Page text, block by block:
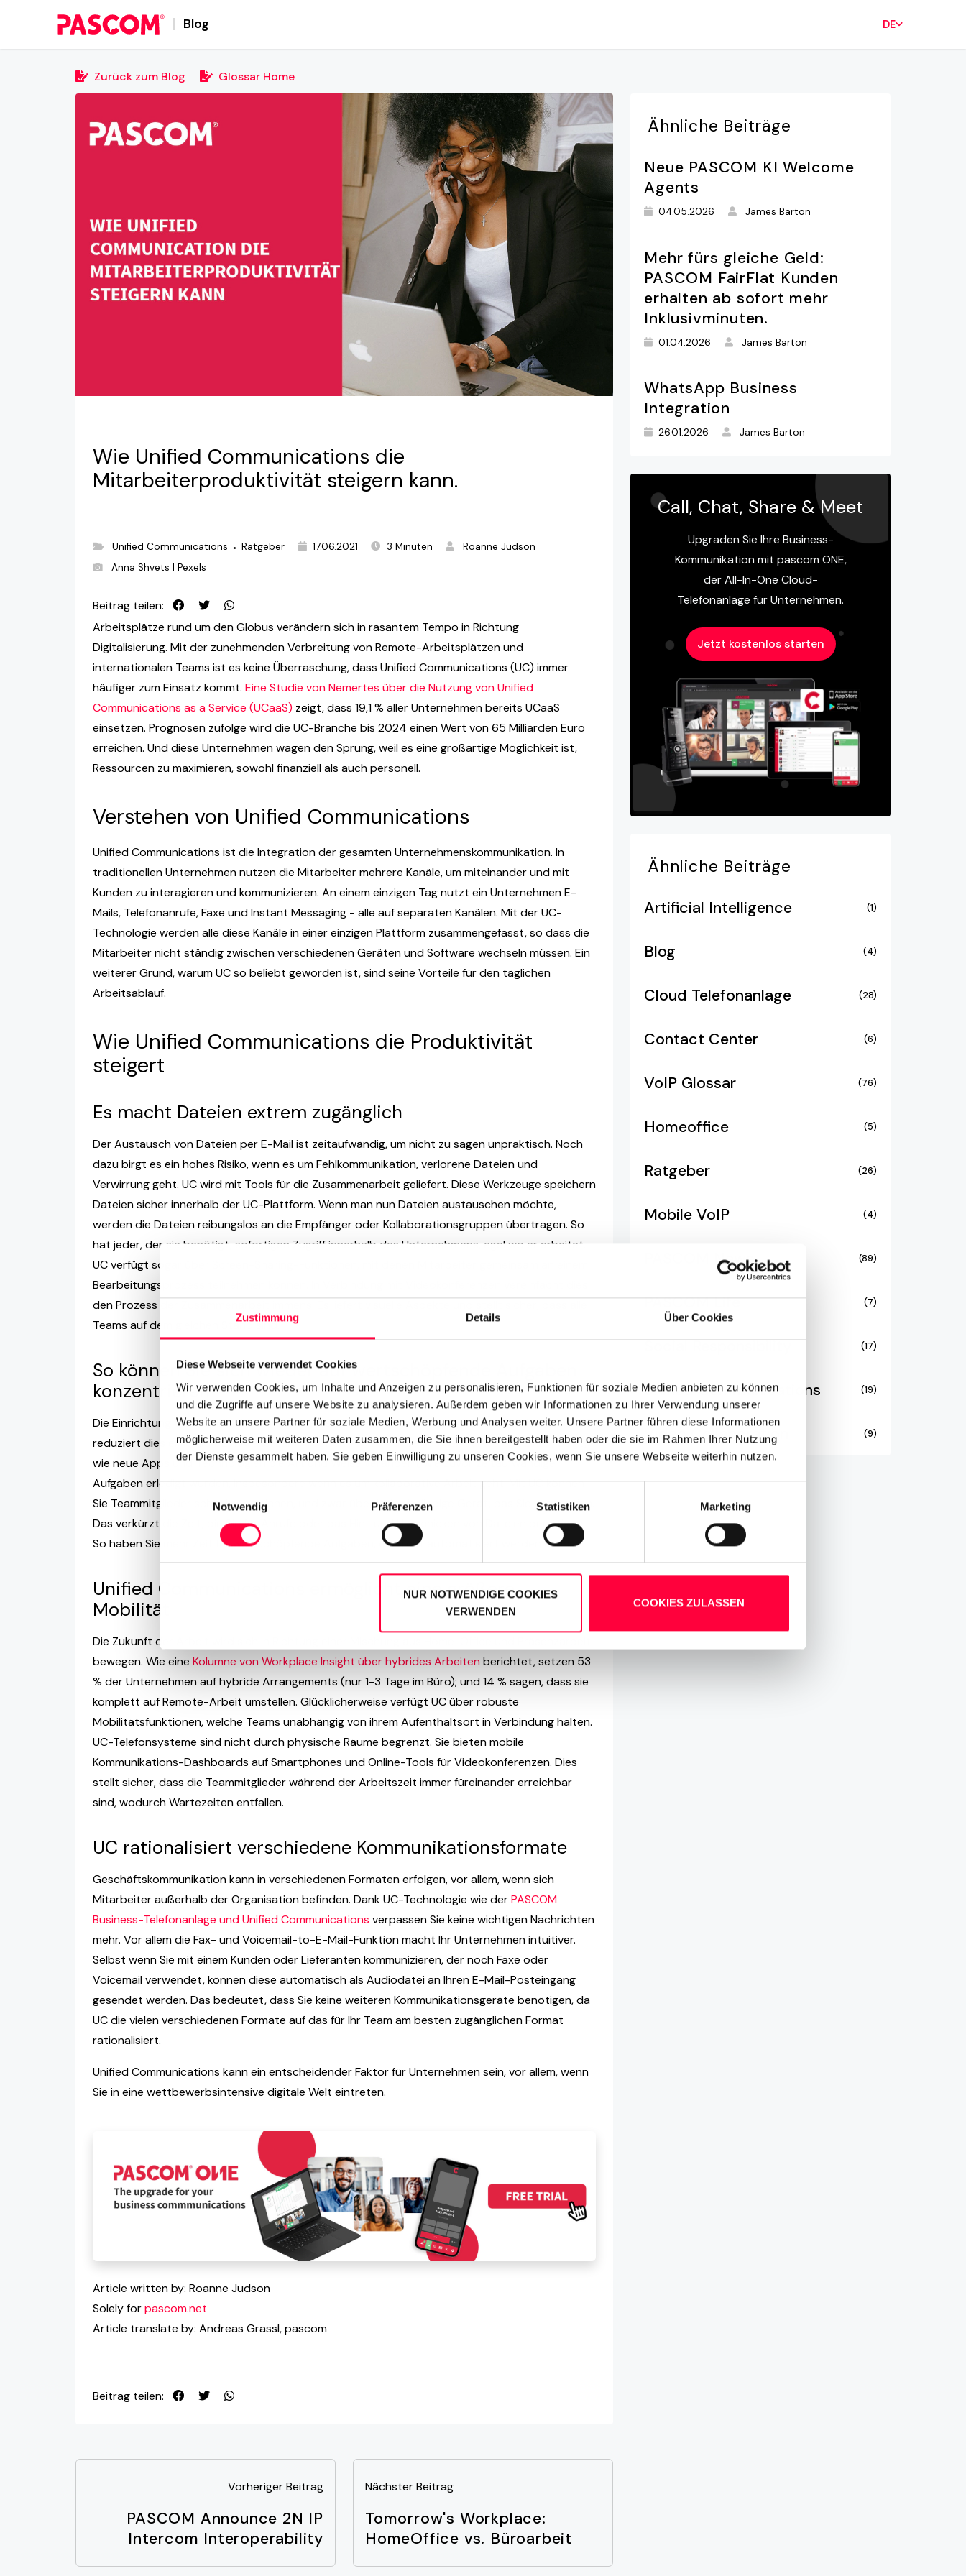
Zustimmung Details Über Cookies
Diese Webseite verwendet Cookies
Wir verwenden Cookies, um Inhalte und Anzeigen zu personalisieren, Funktionen für soziale Medien anbieten zu können
und die Zugriffe auf unsere Website zu analysieren. Außerdem geben wir Informationen zu Ihrer Verwendung unserer
Website an unsere Partner für soziale Medien, Werbung und Analysen weiter. Unsere Partner führen diese Informationen
möglicherweise mit weiteren Daten zusammen, die Sie ihnen bereitgestellt haben oder die sie im Rahmen Ihrer Nutzung
der Dienste gesammelt haben. Sie geben Einwilligung zu unseren Cookies, wenn Sie unsere Webseite weiterhin nutzen.
Einwilligungsauswahl
Notwendig
Präferenzen Statistiken Marketing
NUR NOTWENDIGE COOKIES
VERWENDEN
COOKIES ZULASSEN
Blog DE
Zurück zum Blog Glossar Home
Wie Unified Communications die
Mitarbeiterproduktivität steigern kann.
Unified Communications ● Ratgeber 17.06.2021 3 Minuten
Roanne Judson
Anna Shvets | Pexels
Beitrag teilen:
Arbeitsplätze rund um den Globus verändern sich in rasantem Tempo in Richtung
Digitalisierung. Mit der zunehmenden Verbreitung von Remote-Arbeitsplätzen und
internationalen Teams ist es keine Überraschung, dass Unified Communications (UC) immer
häufiger zum Einsatz kommt. Eine Studie von Nemertes über die Nutzung von Unified
Communications as a Service (UCaaS) zeigt, dass 19,1 % aller Unternehmen bereits UCaaS
einsetzen. Prognosen zufolge wird die UC-Branche bis 2024 einen Wert von 65 Milliarden Euro
erreichen. Und diese Unternehmen wagen den Sprung, weil es eine großartige Möglichkeit ist,
Ressourcen zu maximieren, sowohl finanziell als auch personell.
Verstehen von Unified Communications
Unified Communications ist die Integration der gesamten Unternehmenskommunikation. In
traditionellen Unternehmen nutzen die Mitarbeiter mehrere Kanäle, um miteinander und mit
Kunden zu interagieren und kommunizieren. An einem einzigen Tag nutzt ein Unternehmen E-
Mails, Telefonanrufe, Faxe und Instant Messaging - alle auf separaten Kanälen. Mit der UC-
Technologie werden alle diese Kanäle in einer einzigen Plattform zusammengefasst, so dass die
Mitarbeiter nicht ständig zwischen verschiedenen Geräten und Software wechseln müssen. Ein
weiterer Grund, warum UC so beliebt geworden ist, sind seine Vorteile für den täglichen
Arbeitsablauf.
Wie Unified Communications die Produktivität
steigert
Es macht Dateien extrem zugänglich
Der Austausch von Dateien per E-Mail ist zeitaufwändig, um nicht zu sagen unpraktisch. Noch
dazu birgt es ein hohes Risiko, wenn es um Fehlkommunikation, verlorene Dateien und
Verwirrung geht. UC wird mit Tools für die Zusammenarbeit geliefert. Diese Werkzeuge speichern
Dateien sicher innerhalb der UC-Plattform. Wenn man nun Dateien austauschen möchte,
werden die Dateien reibungslos an die Empfänger oder Kollaborationsgruppen übertragen. So
hat jeder, der sie benötigt, sofortigen Zugriff innerhalb des Unternehmens, egal wo er arbeitet.
UC verfügt sogar über Screen-Sharing-Funktionen, mit denen Mitarbeiter gemeinsam an einem
Bearbeitungsprozess teilnehmen können. In Verbindung mit Videokonferenzen vereinfacht dies
den Prozess der Zusammenarbeit immens. Es liefert visuelle Aspekte und stellt sicher, dass alle
Teams auf dem gleichen Stand sind.
So können Sie sich wieder auf wertschöpfende Aufgaben
konzentrieren
Die Einrichtung von Kommunikationskanälen erfordert normalerweise mehrere Schritte, aber UC
reduziert dies erheblich. Ein Artikel zumArbeiten von zu Hause aus von James Gonzales ) zeigt,
wie neue Apps und Technologien die Art und Weise verändern, wie zuvor zeitaufwändige
Aufgaben erledigt wurden, insbesondere wenn es um kollaborative Arbeit geht. Mit UC können
Sie Teammitglieder schneller erreichen, und zwar über jedes beliebige Gerät, das Sie verwenden.
Das verkürzt die Zeit, die Sie für Anrufe oder das Hin- und Herschicken von Dateien benötigen.
So haben Sie mehr Zeit für wertschöpfende Aufgaben, die nicht automatisiert werden können.
Unified Communications ermöglicht eine größere
Mobilität
Die Zukunft der Arbeit wird sich in Richtung einer Mischung aus Home-Office und Präsenzarbeit
bewegen. Wie eine Kolumne von Workplace Insight über hybrides Arbeitenberichtet, setzen 53
% der Unternehmen auf hybride Arrangements (nur 1-3 Tage im Büro); und 14 % sagen, dass sie
komplett auf Remote-Arbeit umstellen. Glücklicherweise verfügt UC über robuste
Mobilitätsfunktionen, welche Teams unabhängig von ihrem Aufenthaltsort in Verbindung halten.
UC-Telefonsysteme sind nicht durch physische Räume begrenzt. Sie bieten mobile
Kommunikations-Dashboards auf Smartphones und Online-Tools für Videokonferenzen. Dies
stellt sicher, dass die Teammitglieder während der Arbeitszeit immer füreinander erreichbar
sind, wodurch Wartezeiten entfallen.
UC rationalisiert verschiedene Kommunikationsformate
Geschäftskommunikation kann in verschiedenen Formaten erfolgen, vor allem, wenn sich
Mitarbeiter außerhalb der Organisation befinden. Dank UC-Technologie wie derPASCOM
Business-Telefonanlage und Unified Communications verpassen Sie keine wichtigen Nachrichten
mehr. Vor allem die Fax- und Voicemail-to-E-Mail-Funktion macht Ihr Unternehmen intuitiver.
Selbst wenn Sie mit einem Kunden oder Lieferanten kommunizieren, der noch Faxe oder
Voicemail verwendet, können diese automatisch als Audiodatei an Ihren E-Mail-Posteingang
gesendet werden. Das bedeutet, dass Sie keine weiteren Kommunikationsgeräte benötigen, da
UC die vielen verschiedenen Formate auf das für Ihr Team am besten zugänglichen Format
rationalisiert.
Unified Communications kann ein entscheidender Faktor für Unternehmen sein, vor allem, wenn
Sie in eine wettbewerbsintensive digitale Welt eintreten.
Article written by: Roanne Judson
Solely forpascom.net
Article translate by: Andreas Grassl, pascom
Beitrag teilen:
Vorheriger Beitrag
PASCOM Announce 2N IP
Intercom Interoperability
Nächster Beitrag
Tomorrow's Workplace:
HomeOffice vs. Büroarbeit
Ähnliche Beiträge
Neue PASCOM KI Welcome
Agents
04.05.2026 James Barton
Mehr fürs gleiche Geld:
PASCOM FairFlat Kunden
erhalten ab sofort mehr
Inklusivminuten.
01.04.2026 James Barton
WhatsApp Business
Integration
26.01.2026 James Barton
Call, Chat, Share & Meet
Upgraden Sie Ihre Business-
Kommunikation mit pascom ONE,
der All-In-One Cloud-
Telefonanlage für Unternehmen.
Jetzt kostenlos starten
Ähnliche Beiträge
Artificial Intelligence (1)
Blog (4)
Cloud Telefonanlage (28)
Contact Center (6)
VoIP Glossar (76)
Homeoffice (5)
Ratgeber (26)
Mobile VoIP (4)
PASCOM News (89)
PASCOM Life (7)
Social Responsibility (17)
Unified Communications (19)
Video Collaboration (9)